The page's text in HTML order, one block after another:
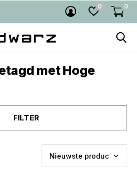
0 0
met Hoge
FILTER